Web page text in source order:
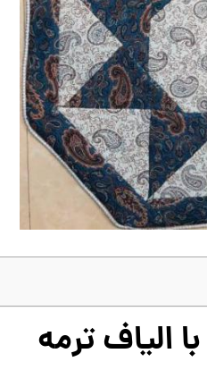
الیاف ترمه